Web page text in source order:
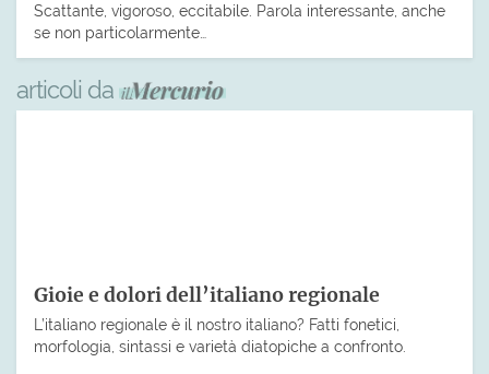
Scattante, vigoroso, eccitabile. Parola interessante, anche
se non particolarmente…
articoli da
Gioie e dolori dell’italiano regionale
L’italiano regionale è il nostro italiano? Fatti fonetici,
morfologia, sintassi e varietà diatopiche a confronto.